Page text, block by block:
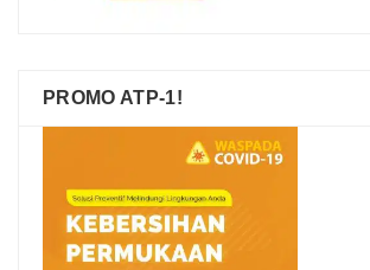
PROMO ATP-1!